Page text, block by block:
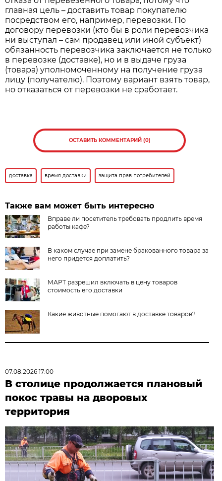
главная цель – доставить товар покупателю
посредством его, например, перевозки. По
договору перевозки (кто бы в роли перевозчика
ни выступал – сам продавец или иной субъект)
обязанность перевозчика заключается не только
в перевозке (доставке), но и в выдаче груза
(товара) уполномоченному на получение груза
лицу (получателю). Поэтому вариант взять товар,
но отказаться от перевозки не сработает.
ОСТАВИТЬ КОММЕНТАРИЙ (0)
доставка время доставки защита прав потребителей
Также вам может быть интересно
Вправе ли посетитель требовать продлить время
работы кафе?
В каком случае при замене бракованного товара за
него придется доплатить?
МАРТ разрешил включать в цену товаров
стоимость его доставки
Какие животные помогают в доставке товаров?
07.08.2026 17:00
В столице продолжается плановый
покос травы на дворовых
территория